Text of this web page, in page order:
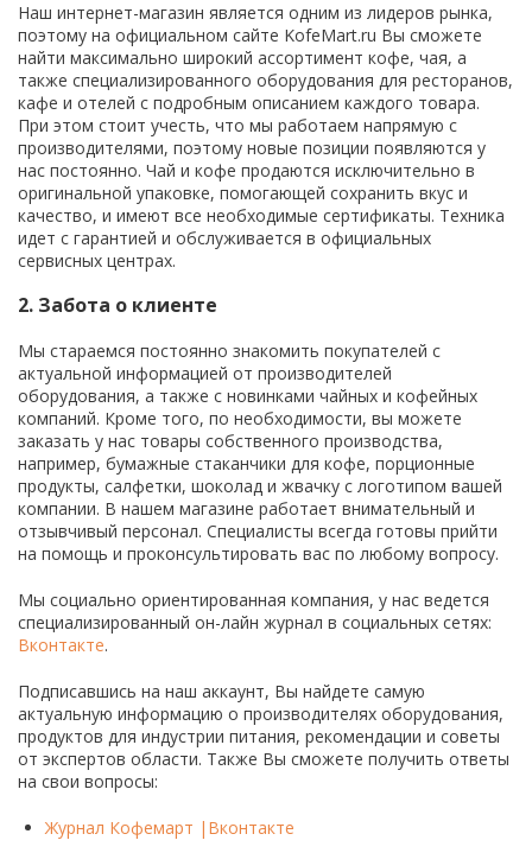
Наш интернет-магазин является одним из лидеров рынка,
поэтому на официальном сайте KofeMart.ru Вы сможете
найти максимально широкий ассортимент кофе, чая, а
также специализированного оборудования для ресторанов,
кафе и отелей с подробным описанием каждого товара.
При этом стоит учесть, что мы работаем напрямую с
производителями, поэтому новые позиции появляются у
нас постоянно. Чай и кофе продаются исключительно в
оригинальной упаковке, помогающей сохранить вкус и
качество, и имеют все необходимые сертификаты. Техника
идет с гарантией и обслуживается в официальных
сервисных центрах.
2. Забота о клиенте
Мы стараемся постоянно знакомить покупателей с
актуальной информацией от производителей
оборудования, а также с новинками чайных и кофейных
компаний. Кроме того, по необходимости, вы можете
заказать у нас товары собственного производства,
например, бумажные стаканчики для кофе, порционные
продукты, салфетки, шоколад и жвачку с логотипом вашей
компании. В нашем магазине работает внимательный и
отзывчивый персонал. Специалисты всегда готовы прийти
на помощь и проконсультировать вас по любому вопросу.
Мы социально ориентированная компания, у нас ведется
специализированный он-лайн журнал в социальных сетях:
Вконтакте.
Подписавшись на наш аккаунт, Вы найдете самую
актуальную информацию о производителях оборудования,
продуктов для индустрии питания, рекомендации и советы
от экспертов области. Также Вы сможете получить ответы
на свои вопросы:
Журнал Кофемарт |Вконтакте